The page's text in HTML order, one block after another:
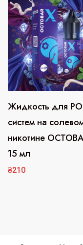
можно
выбрать
на
странице
товара.
Жидкость для
систем на
никотине
15 мл
₴210
Этот
товар
имеет
несколько
вариаций.